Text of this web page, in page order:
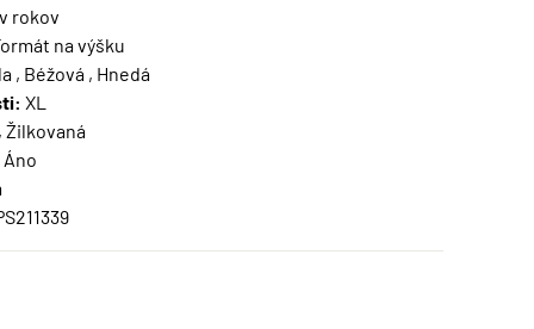
rokov
na výšku
, Béžová , Hnedá
XL
Žilkovaná
Áno